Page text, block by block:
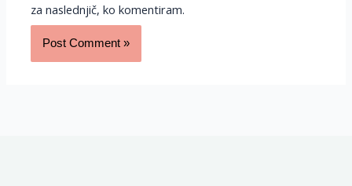
za naslednjič, ko komentiram.